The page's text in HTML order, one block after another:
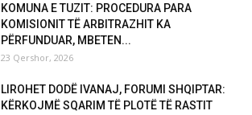
KOMUNA E TUZIT: PROCEDURA PARA
KOMISIONIT TË ARBITRAZHIT KA
PËRFUNDUAR, MBETEN...
23 Qershor, 2026
LIROHET DODË IVANAJ, FORUMI SHQIPTAR:
KËRKOJMË SQARIM TË PLOTË TË RASTIT